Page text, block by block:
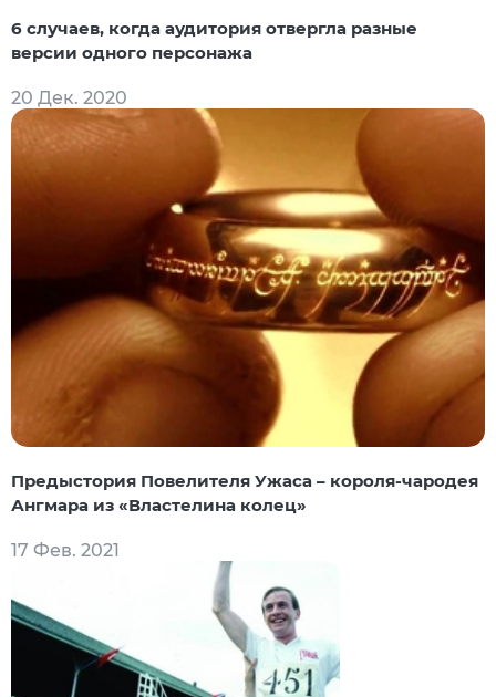
6 случаев, когда аудитория отвергла разные
версии одного персонажа
20 Дек. 2020
Предыстория Повелителя Ужаса – короля-чародея
Ангмара из «Властелина колец»
17 Фев. 2021